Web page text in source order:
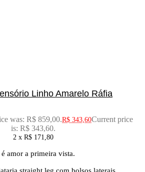
Linho Amarelo Ráfia
was: R$ 859,00.R$ 343,60Current price
is: R$ 343,60.
2 x R$171,80
amor a primeira vista.